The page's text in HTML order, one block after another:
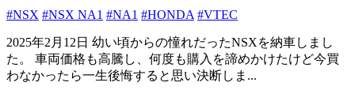
#NSX #NSX NA1 #NA1 #HONDA #VTEC
2025年2月12日 幼い頃からの憧れだったNSXを納車しまし
た。 車両価格も高騰し、何度も購入を諦めかけたけど今買
わなかったら一生後悔すると思い決断しま...